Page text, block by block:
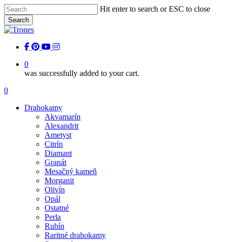
Skip
to
main
content
Hit enter to search or ESC to close
Search
Close
facebook
pinterest
youtubeinstagram
0
was successfully added to your cart.
Menu
0
Drahokamy
Akvamarín
Alexandrit
Ametyst
Citrín
Diamant
Granát
Mesačný kameň
Morganit
Olivín
Opál
Ostatné
Perla
Rubín
Raritné drahokamy